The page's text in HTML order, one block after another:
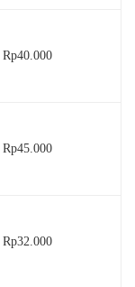
Rp40.000
Rp45.000
Rp32.000